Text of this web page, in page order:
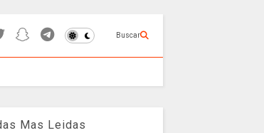
Buscar
Mas Leidas